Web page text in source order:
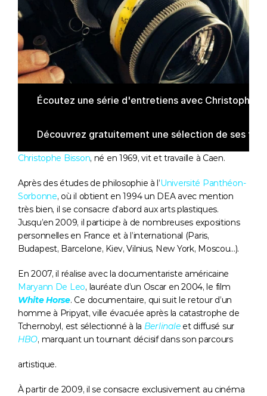
Écoutez une série d'entretiens avec Christophe
Découvrez gratuitement une sélection de ses
Christophe Bisson, né en 1969, vit et travaille à Caen.
Après des études de philosophie à l’Université Panthéon-
Sorbonne, où il obtient en 1994 un DEA avec mention
très bien, il se consacre d’abord aux arts plastiques.
Jusqu’en 2009, il participe à de nombreuses expositions
personnelles en France et à l’international (Paris,
Budapest, Barcelone, Kiev, Vilnius, New York, Moscou...).
Maryann De Leo
White Horse. Ce documentaire, qui suit le retour d’un
homme à Pripyat, ville évacuée après la catastrophe de
Tchernobyl, est sélectionné à la Berlinale
HBO, marquant un tournant décisif dans son parcours
artistique.
À partir de 2009, il se consacre exclusivement au cinéma